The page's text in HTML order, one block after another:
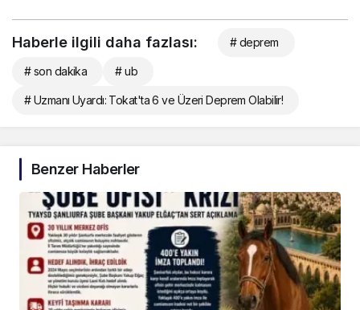
Haberle ilgili daha fazlası: # deprem
# son dakika # ub
# Uzmanı Uyardı: Tokat'ta 6 ve Üzeri Deprem Olabilir!
Benzer Haberler